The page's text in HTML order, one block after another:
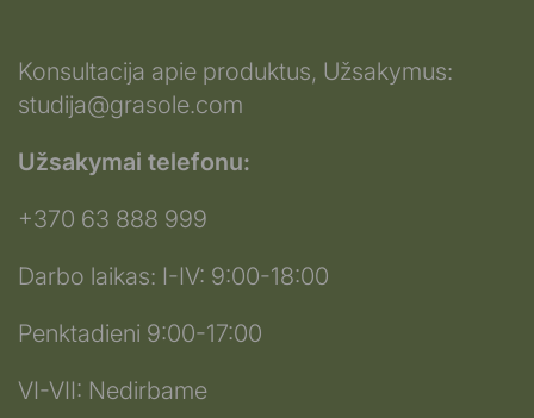
Konsultacija apie produktus, Užsakymus:
studija@grasole.com
Užsakymai telefonu:
+370 63 888 999
Darbo laikas: I-IV: 9:00-18:00
Penktadieni 9:00-17:00
VI-VII: Nedirbame